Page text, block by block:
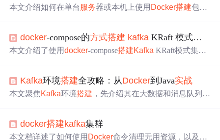
备、操作过程、启动容器、效果测试与验证等步骤。
本文介绍如何在单台 服务器或本机上使用 Docker搭建包含
docker-compose的方式搭建 kafka KRaft 模式集群
本文介绍了使用docker-compose搭建Kafka KRaft模式集群
pose.yml等，还提及了检查网络、容器状态、Kafka状态及
连接性等操作，最后说明了停止容器的方法。
Kafka环境搭建全攻略：从Docker到Java实战
本文聚焦Kafka环境搭建 ，先介绍其在大数据和消息队列领
方法。最后通过KafkaCLI和Java代码进行创建主题、发送
和消费消息的实战操作，为深入学习Kafka奠定基础。
docker搭建kafka集群
本文档详述了如何使用 Docker命令清理无用资源，以及在